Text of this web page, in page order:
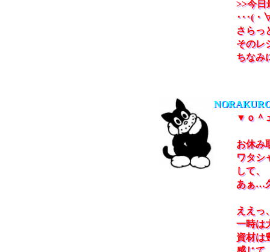
>>今日
･･･(・
さらっ
そのレ
ちなみ
▼ｏ＾
お休み
ワタシ
して、
あぁ…
ええっ
一時は
資材は